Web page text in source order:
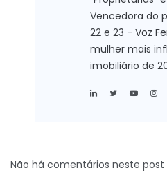
Vencedora do
22 e 23 - Voz
mulher mais
imobiliário de
Não há comentários neste post